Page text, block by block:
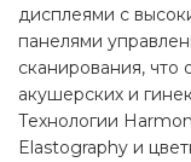
дисплеями с
панелями
сканирования,
акушерских и
Технологии
Elastography и